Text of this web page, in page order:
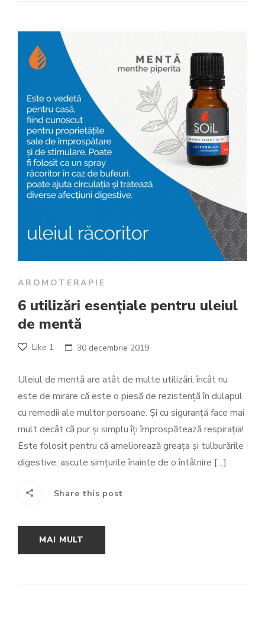
AROMOTERAPIE
6 utilizări esențiale pentru uleiul
de mentă
Like 1 30 decembrie 2019
Uleiul de mentă are atât de multe utilizări, încât nu
este de mirare că este o piesă de rezistență în dulapul
cu remedii ale multor persoane. Și cu siguranță face mai
mult decât că pur și simplu îți împrospătează respirația!
Este folosit pentru că ameliorează greața și tulburările
digestive, ascute simțurile înainte de o întâlnire […]
MAI MULT
Share this post